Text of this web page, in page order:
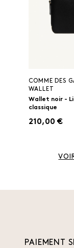
COMME DES
WALLET
Wallet noir -
classique
210,00 €
PAIEMENT